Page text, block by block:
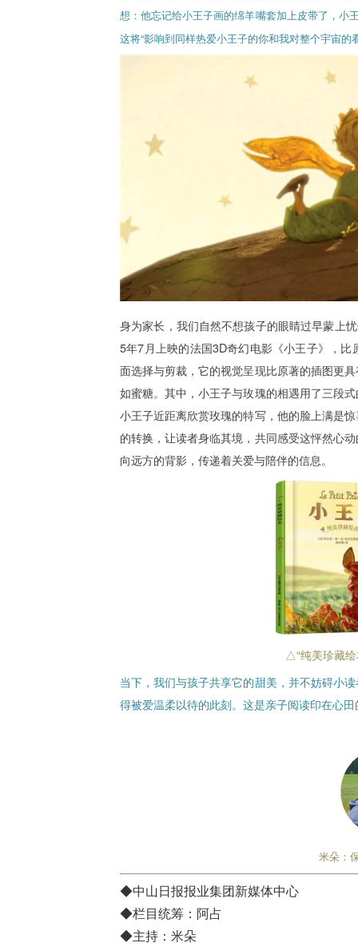
想：他忘记给小王子画的绵羊嘴套加上皮带了，小
这将“影响到同样热爱小王子的你和我对整个宇宙的
身为家长，我们自然不想孩子的眼睛过早蒙上
5年7月上映的法国3D奇幻电影《小王子》，
面选择与剪裁，它的视觉呈现比原著的插图更
如蜜糖。其中，小王子与玫瑰的相遇用了三段
小王子近距离欣赏玫瑰的特写，他的脸上满是
的转换，让读者身临其境，共同感受这怦然心
向远方的背影，传递着关爱与陪伴的信息。
△“纯美珍藏
当下，我们与孩子共享它的甜美，并不妨碍小
得被爱温柔以待的此刻。这是亲子阅读印在心
米朵：
◆中山日报报业集团新媒体中心
◆栏目统筹：阿占
◆主持：米朵